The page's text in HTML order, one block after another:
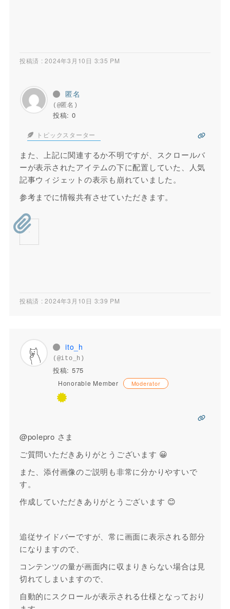
投稿済 : 2024年3月10日 3:35 PM
匿名
(@匿名)
投稿: 0
トピックスターター
また、上記に関連するか不明ですが、スクロールバ
ーが表示されたアイテムの下に配置していた、人気
記事ウィジェットの表示も崩れていました。
参考までに情報共有させていただきます。
投稿済 : 2024年3月10日 3:39 PM
ito_h
(@ito_h)
投稿: 575
Honorable Member Moderator
@polepro さま
ご質問いただきありがとうございます 😀
また、添付画像のご説明も非常に分かりやすいで
す。
作成していただきありがとうございます 😊
追従サイドバーですが、常に画面に表示される部分
になりますので、
コンテンツの量が画面内に収まりきらない場合は見
切れてしまいますので、
自動的にスクロールが表示される仕様となっており